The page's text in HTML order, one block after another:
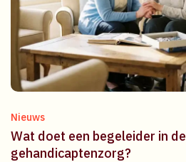
Nieuws
Wat doet een begeleider in de
gehandicaptenzorg?